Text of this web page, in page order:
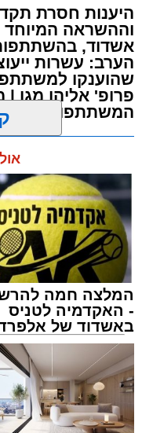
היענות חסרת
וההשראה
אשדוד,
הערב: עשרות
שהוענקו
פרופ' אליהו מגן
המשתתפות
תגים:נשים , אשדוד
המלצה חמה
- האקדמיה לטניס
באשדוד של
קריאולנסקי -